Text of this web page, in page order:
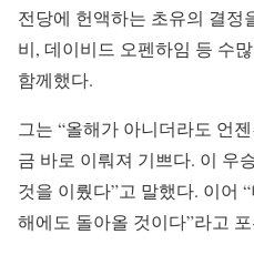
전당에 헌액하는 초유의 결정
비, 데이비드 오펜하임 등 수
함께했다.
그는 “올해가 아니더라도 언
금 바로 이뤄져 기쁘다. 이 우
것을 이뤘다”고 말했다. 이어
해에도 돌아올 것이다”라고